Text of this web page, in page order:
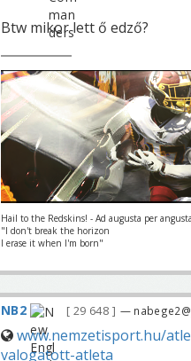
Btw mikor lett ő edző?
Hail to the Redskins! - Ad augusta per angusta
"I don't break the horizon
I erase it when I'm born"
NB2 29 648 —
www.nemzetisport.hu/
valogatott-atleta